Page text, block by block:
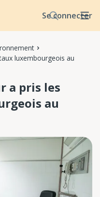
Se connecter
luxembourgeois au
a pris les
au